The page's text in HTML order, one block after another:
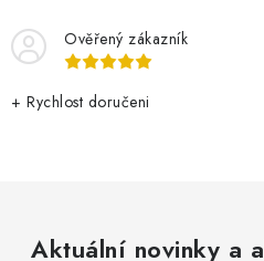
Ověřený zákazník
+ Rychlost doručeni
Aktuální novinky a